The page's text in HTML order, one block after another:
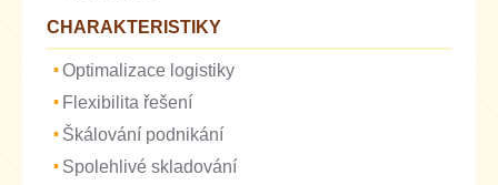
CHARAKTERISTIKY
Optimalizace logistiky
Flexibilita řešení
Škálování podnikání
Spolehlivé skladování